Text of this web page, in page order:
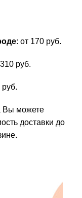
: от 170 руб.
руб.
руб.
Вы можете
доставки до